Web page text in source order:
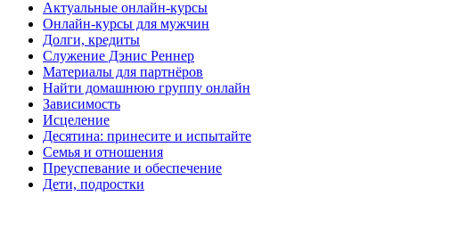
Актуальные онлайн-курсы
Онлайн-курсы для мужчин
Долги, кредиты
Служение Дэнис Реннер
Материалы для партнёров
Найти домашнюю группу онлайн
Зависимость
Исцеление
Десятина: принесите и испытайте
Семья и отношения
Преуспевание и обеспечение
Дети, подростки